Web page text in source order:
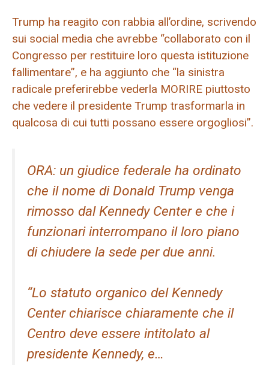
Trump ha reagito con rabbia all’ordine, scrivendo
sui social media che avrebbe “collaborato con il
Congresso per restituire loro questa istituzione
fallimentare”, e ha aggiunto che “la sinistra
radicale preferirebbe vederla MORIRE piuttosto
che vedere il presidente Trump trasformarla in
qualcosa di cui tutti possano essere orgogliosi”.
ORA: un giudice federale ha ordinato
che il nome di Donald Trump venga
rimosso dal Kennedy Center e che i
funzionari interrompano il loro piano
di chiudere la sede per due anni.
“Lo statuto organico del Kennedy
Center chiarisce chiaramente che il
Centro deve essere intitolato al
presidente Kennedy, e…